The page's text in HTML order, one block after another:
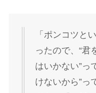
「ポンコツと
ったので、“君
はいかない”っ
けないから”っ